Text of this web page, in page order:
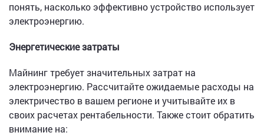
понять, насколько эффективно устройство использует
электроэнергию.
Энергетические затраты
Майнинг требует значительных затрат на
электроэнергию. Рассчитайте ожидаемые расходы на
электричество в вашем регионе и учитывайте их в
своих расчетах рентабельности. Также стоит обратить
внимание на: